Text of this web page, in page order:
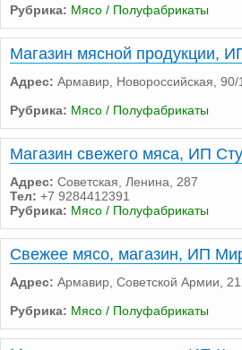
Рубрика: Мясо / Полуфабрикаты
Магазин мясной продукции,
Адрес: Армавир, Новороссийская, 90/1
Рубрика: Мясо / Полуфабрикаты
Магазин свежего мяса, ИП
Адрес: Советская, Ленина, 287
Тел: +7 9284412391
Рубрика: Мясо / Полуфабрикаты
Свежее мясо, магазин, ИП
Адрес: Армавир, Советской Армии,
Рубрика: Мясо / Полуфабрикаты